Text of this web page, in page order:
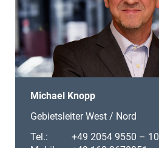
Michael Knopp
Gebietsleiter West / Nord
Tel.:
+49 2054 9550 – 10